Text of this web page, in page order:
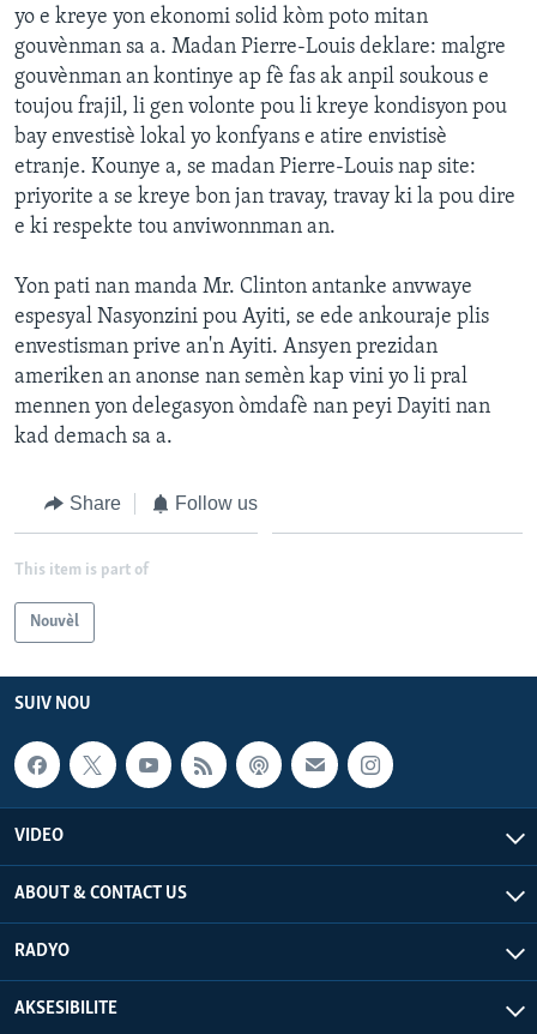
yo e kreye yon ekonomi solid kòm poto mitan
gouvènman sa a. Madan Pierre-Louis deklare: malgre
gouvènman an kontinye ap fè fas ak anpil soukous e
toujou frajil, li gen volonte pou li kreye kondisyon pou
bay envestisè lokal yo konfyans e atire envistisè
etranje. Kounye a, se madan Pierre-Louis nap site:
priyorite a se kreye bon jan travay, travay ki la pou dire
e ki respekte tou anviwonnman an.
Yon pati nan manda Mr. Clinton antanke anvwaye
espesyal Nasyonzini pou Ayiti, se ede ankouraje plis
envestisman prive an'n Ayiti. Ansyen prezidan
ameriken an anonse nan semèn kap vini yo li pral
mennen yon delegasyon òmdafè nan peyi Dayiti nan
kad demach sa a.
Share Follow us
This item is part of
Nouvèl
SUIV NOU
VIDEO
ABOUT & CONTACT US
RADYO
AKSESIBILITE